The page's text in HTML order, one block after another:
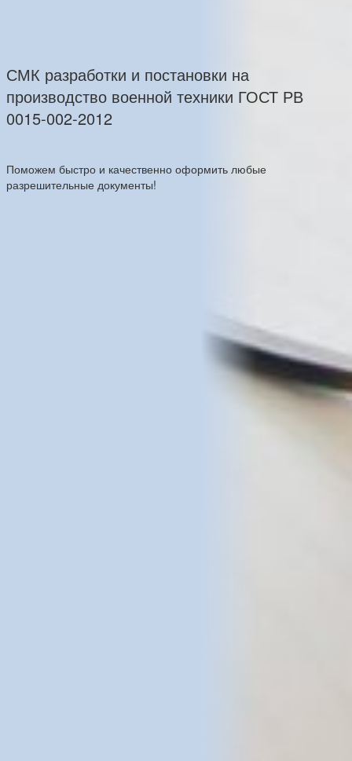
СМК разработки и постановки на
производство военной техники ГОСТ РВ
0015-002-2012
Поможем быстро и качественно оформить любые
разрешительные документы!